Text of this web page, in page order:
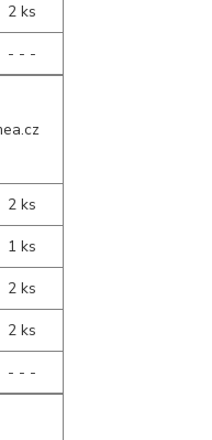
2 ks
- - -
2 ks
1 ks
2 ks
2 ks
- - -